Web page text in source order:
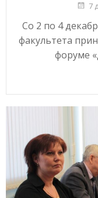
7
Со 2 по 4
факультета
форуме